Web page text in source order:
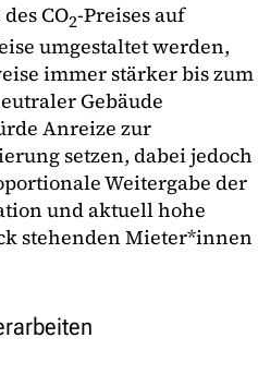
CO2-Preises auf
umgestaltet werden,
immer stärker bis zum
Gebäude
Anreize zur
setzen, dabei jedoch
Weitergabe der
und aktuell hohe
stehenden Mieter*innen